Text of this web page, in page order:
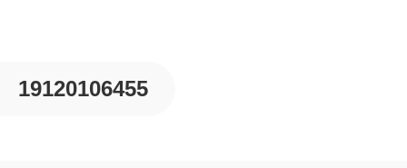
19120106455